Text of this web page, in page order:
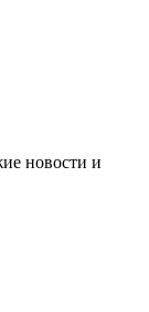
новости и